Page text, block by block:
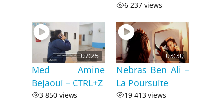
6 237 views
07:25
Med Amine
Bejaoui – CTRL+Z
3 850 views
03:30
Nebras Ben Ali –
La Poursuite
19 413 views